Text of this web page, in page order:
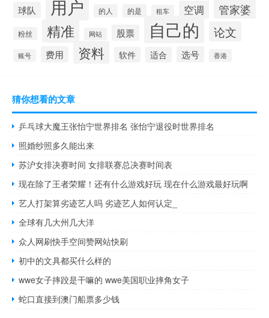
球队 用户 的人 的是 租车 空调 管家婆
粉丝 精准 网站 股票 自己的 论文
账号 费用 资料 软件 适合 选号 香港
猜你想看的文章
乒乓球大魔王张怡宁世界排名 张怡宁退役时世界排名
照婚纱照多久能出来
苏沪女排决赛时间 女排联赛总决赛时间表
现在除了王者荣耀！还有什么游戏好玩 现在什么游戏最好玩啊
艺人打架算劣迹艺人吗 劣迹艺人如何认定_
全球有几大州几大洋
众人网刷快手空间赞网站快刷
初中的文具都买什么样的
wwe女子摔跤是干嘛的 wwe美国职业摔角女子
蛇口直接到澳门船票多少钱